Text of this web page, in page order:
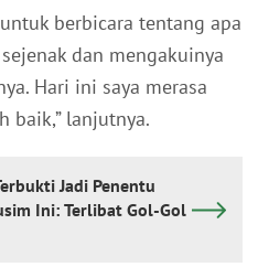
berbicara tentang apa
dan mengakuinya
Hari ini saya merasa
baik,” lanjutnya.
Jadi Penentu
Ini: Terlibat Gol-Gol